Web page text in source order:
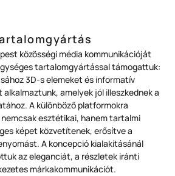
közösségi média kommunikációját
tartalomgyártással támogattuk:
3D-s elemeket és informatív
amelyek jól illeszkednek a
A különböző platformokra
esztétikai, hanem tartalmi
képet közvetítenek, erősítve a
A koncepció kialakításánál
az eleganciát, a részletek iránti
márkakommunikációt.